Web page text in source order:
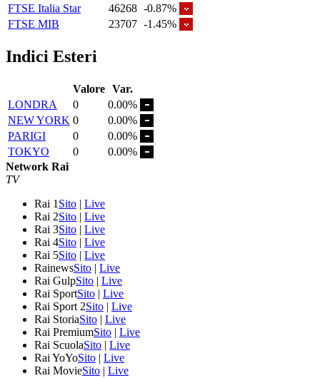
FTSE Italia Star
46268 -0.87%
FTSE MIB
23707 -1.45%
Indici Esteri
Valore Var.
LONDRA
0
0.00%
NEW YORK 0
0.00%
PARIGI
0
0.00%
TOKYO
0
0.00%
Network Rai
TV
Rai 1 Sito | Live
Rai 2Sito | Live
Rai 3Sito | Live
Rai 4Sito | Live
Rai 5Sito | Live
RainewsSito | Live
Rai GulpSito | Live
Rai SportSito | Live
Rai Sport 2Sito | Live
Rai StoriaSito | Live
Rai PremiumSito | Live
Rai ScuolaSito | Live
Rai YoYoSito | Live
Rai MovieSito | Live